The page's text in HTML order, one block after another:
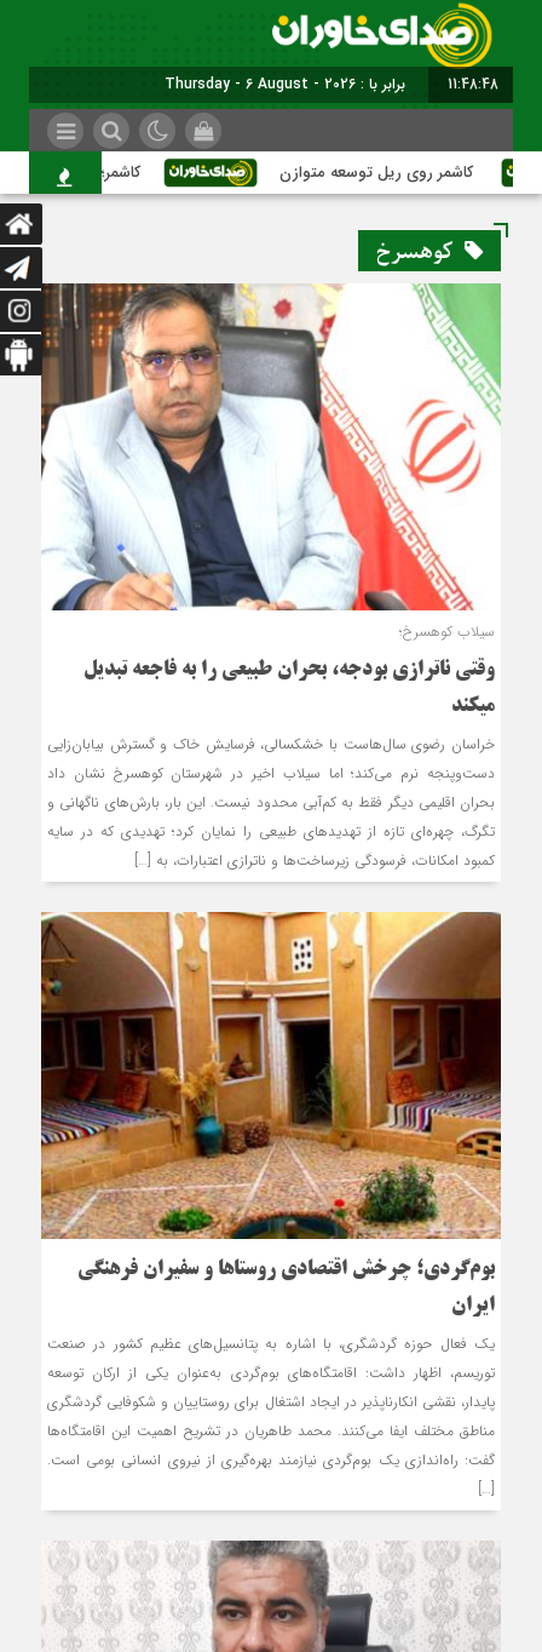
11:48:49 برابر با : Thursday - 6 August - 2026
کاشمر روی ریل توسعه متوازن کاشمر؛ عبور از بحران‌های
کوهسرخ
سيلاب کوهسرخ؛
وقتي ناترازي بودجه، بحران طبيعي را به فاجعه تبديل
ميکند
خراسان رضوي سال‌هاست با خشکسالي، فرسايش خاک و گسترش بيابان‌زايي
دست‌وپنجه نرم مي‌کند؛ اما سيلاب اخير در شهرستان کوهسرخ نشان داد
بحران اقليمي ديگر فقط به کم‌آبي محدود نيست. اين بار، بارش‌هاي ناگهاني و
تگرگ، چهره‌اي تازه از تهديدهاي طبيعي را نمايان کرد؛ تهديدي که در سايه
کمبود امکانات، فرسودگي زيرساخت‌ها و ناترازي اعتبارات، به […]
بوم‌گردی؛ چرخش اقتصادی روستاها و سفیران فرهنگی
ایران
یک فعال حوزه گردشگری، با اشاره به پتانسیل‌های عظیم کشور در صنعت
توریسم، اظهار داشت: اقامتگاه‌های بوم‌گردی به‌عنوان یکی از ارکان توسعه
پایدار، نقشی انکارناپذیر در ایجاد اشتغال برای روستاییان و شکوفایی گردشگری
مناطق مختلف ایفا می‌کنند. محمد طاهریان در تشریح اهمیت این اقامتگاه‌ها
گفت: راه‌اندازی یک بوم‌گردی نیازمند بهره‌گیری از نیروی انسانی بومی است.
[…]